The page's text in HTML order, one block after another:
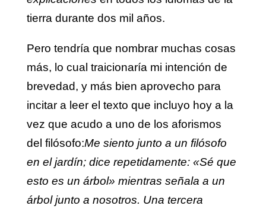
tierra durante dos mil años.
Pero tendría que nombrar muchas cosas
más, lo cual traicionaría mi intención de
brevedad, y más bien aprovecho para
incitar a leer el texto que incluyo hoy a la
vez que acudo a uno de los aforismos
del filósofo:Me siento junto a un filósofo
en el jardín; dice repetidamente: «Sé que
esto es un árbol» mientras señala a un
árbol junto a nosotros. Una tercera